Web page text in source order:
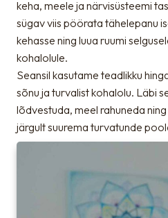
keha, meele ja närvisüsteemi
sügav viis pöörata tähelepanu
kehasse ning luua ruumi
kohalolule.
Seansil kasutame teadlikku
sõnu ja turvalist kohalolu. Läbi
lõdvestuda, meel rahuneda
järgult suurema turvatunde